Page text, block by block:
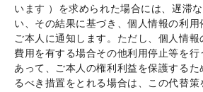
います ）を求められた場合には、遅滞
い、その結果に基づき、個人情報の利用
ご本人に通知します。ただし、個人情
費用を有する場合その他利用停止等を
あって、ご本人の権利利益を保護する
るべき措置をとれる場合は、この代替策